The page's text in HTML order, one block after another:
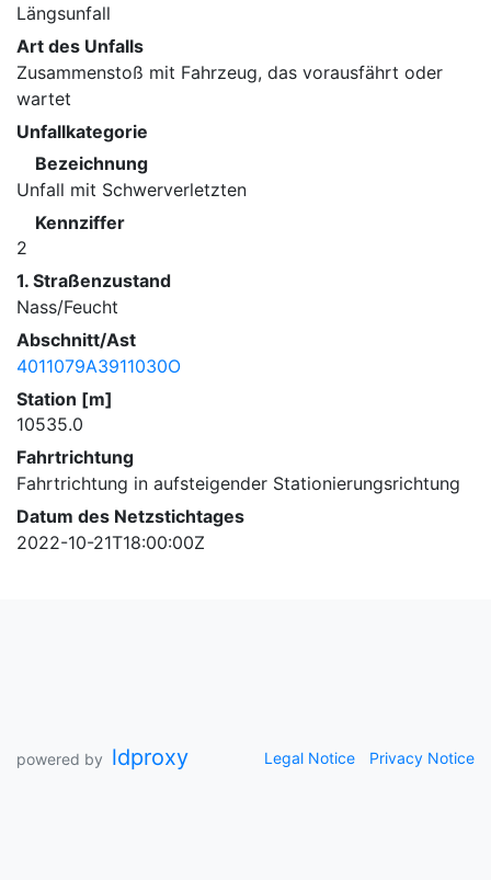
Längsunfall
Art des Unfalls
Zusammenstoß mit Fahrzeug, das vorausfährt oder
wartet
Unfallkategorie
Bezeichnung
Unfall mit Schwerverletzten
Kennziffer
2
1. Straßenzustand
Nass/Feucht
Abschnitt/Ast
4011079A3911030O
Station [m]
10535.0
Fahrtrichtung
Fahrtrichtung in aufsteigender Stationierungsrichtung
Datum des Netzstichtages
2022-10-21T18:00:00Z
powered by ldproxy Legal Notice Privacy Notice